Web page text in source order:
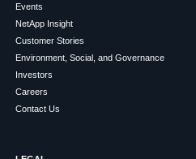
Events
NetApp Insight
Customer Stories
Environment, Social, and Governance
Investors
Careers
Contact Us